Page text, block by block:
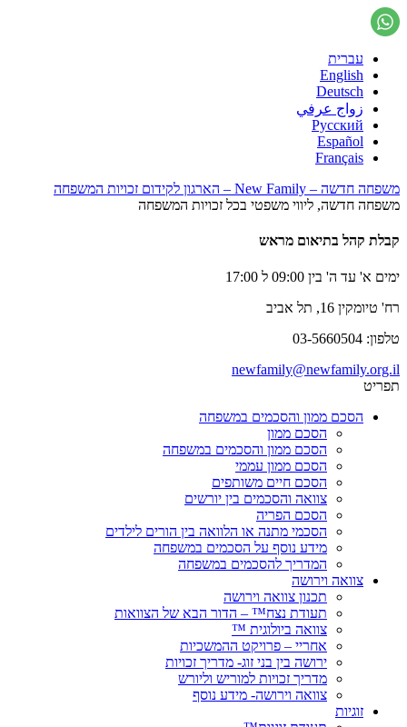
עברית
English
Deutsch
زواج عرفي
Русский
Español
Français
משפחה חדשה – New Family – הארגון לקידום זכויות המשפחה
משפחה חדשה, ליווי משפטי בכל זכויות המשפחה
קבלת קהל בתיאום מראש
ימים א' עד ה' בין 09:00 ל 17:00
רח' טיומקין 16, תל אביב
טלפון: 03-5660504
newfamily@newfamily.org.il
תפריט
הסכם ממון והסכמים במשפחה
הסכם ממון
הסכם ממון והסכמים במשפחה
הסכם ממון עממי
הסכם חיים משותפים
צוואה והסכמים בין יורשים
הסכם הפריה
הסכמי מתנה או הלוואה בין הורים לילדים
מידע נוסף על הסכמים במשפחה
המדריך להסכמים במשפחה
צוואה וירושה
תכנון צוואה וירושה
תעודת נצח™ – הדור הבא של הצוואות
צוואה ביולוגית ™
אחריי – פרויקט ההמשכיות
ירושה בין בני זוג- מדריך זכויות
מדריך זכויות למוריש וליורש
צוואה וירושה- מידע נוסף
זוגיות